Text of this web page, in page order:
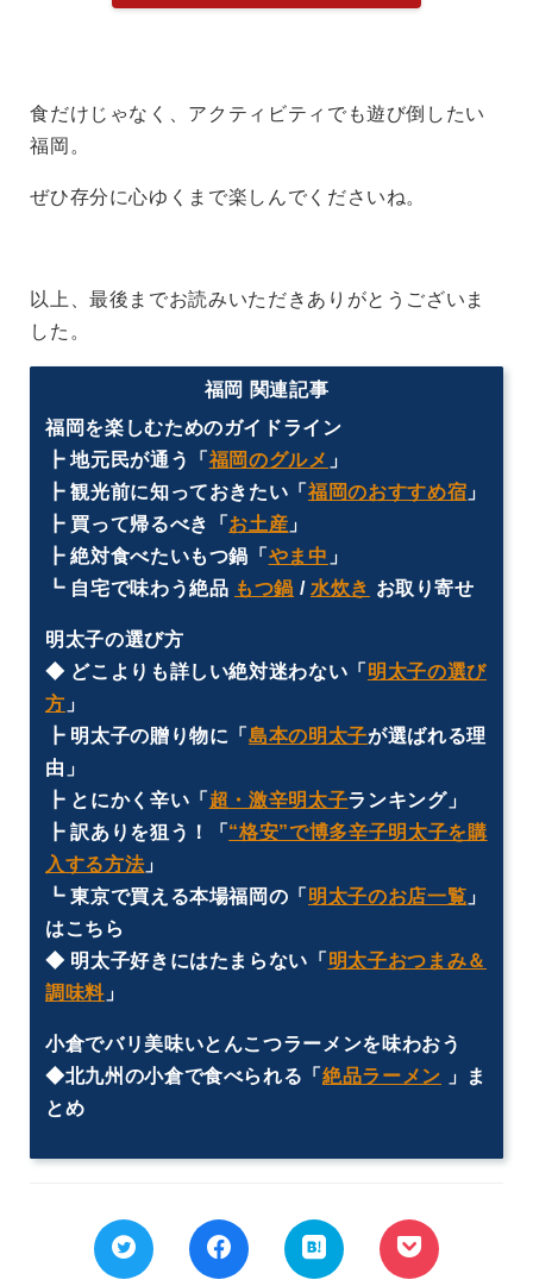
食だけじゃなく、アクティビティでも遊び倒したい
福岡。
ぜひ存分に心ゆくまで楽しんでくださいね。
以上、最後までお読みいただきありがとうございま
した。
福岡 関連記事
福岡を楽しむためのガイドライン
┣ 地元民が通う「 福岡のグルメ 」
┣ 観光前に知っておきたい「福岡のおすすめ宿 」
┣ 買って帰るべき「 お土産 」
┣ 絶対食べたいもつ鍋「 やま中 」
┗ 自宅で味わう絶品 もつ鍋 / 水炊き お取り寄せ
明太子の選び方
◆ どこよりも詳しい絶対迷わない「 明太子の選び
方 」
┣ 明太子の贈り物に「島本の明太子が選ばれる理
由」
┣ とにかく辛い「 超・激辛明太子ランキング」
┣ 訳ありを狙う！「 “格安”で博多辛子明太子を購
入する方法」
┗ 東京で買える本場福岡の「 明太子のお店一覧 」
はこちら
◆ 明太子好きにはたまらない「 明太子おつまみ＆
調味料 」
小倉でバリ美味いとんこつラーメンを味わおう
◆北九州の小倉で食べられる「絶品ラーメン 」ま
とめ